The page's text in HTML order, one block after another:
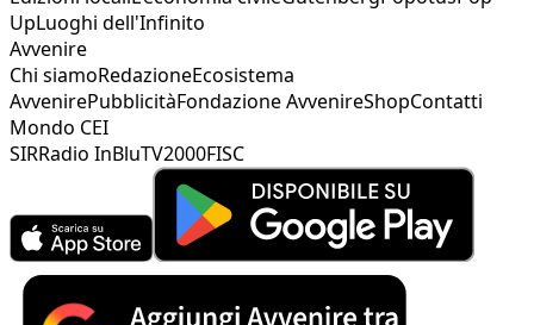
UpLuoghi dell'Infinito
Avvenire
Chi siamoRedazioneEcosistema
AvvenirePubblicitàFondazione AvvenireShopContatti
Mondo CEI
SIRRadio InBluTV2000FISC